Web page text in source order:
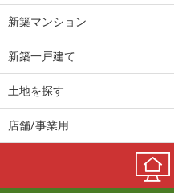
新築マンション
新築一戸建て
土地を探す
店舗/事業用